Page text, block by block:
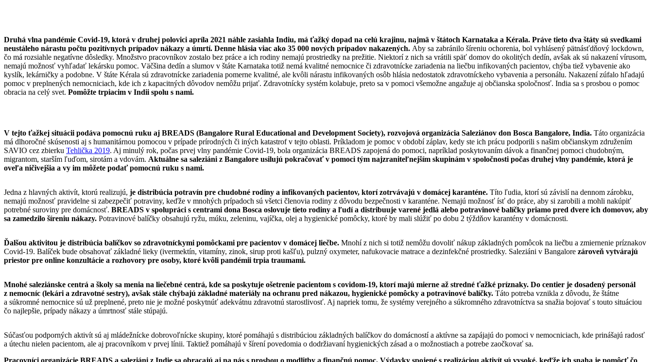
Druhá vlna pandémie Covid-19, ktorá v druhej polovici apríla 2021 náhle zasiahla Indiu, má ťažký dopad na celú krajinu, najmä v štátoch Karnataka a Kérala. Práve tieto dva štáty sú svedkami
neustáleho nárastu počtu pozitívnych prípadov nákazy a úmrtí. Denne hlásia viac ako 35 000 nových prípadov nakazených. Aby sa zabránilo šíreniu ochorenia, bol vyhlásený pätnásťdňový lockdown,
čo má rozsiahle negatívne dôsledky. Množstvo pracovníkov zostalo bez práce a ich rodiny nemajú prostriedky na prežitie. Niektorí z nich sa vrátili späť domov do okolitých dedín, avšak ak sú nakazení vírusom,
nemajú možnosť vyhľadať lekársku pomoc. Väčšina dedín a slumov v štáte Karnataka totiž nemá kvalitné nemocnice či zdravotnícke zariadenia na liečbu infikovaných pacientov, chýba tiež vybavenie ako
kyslík, lekárničky a podobne. V štáte Kérala sú zdravotnícke zariadenia pomerne kvalitné, ale kvôli nárastu infikovaných osôb hlásia nedostatok zdravotníckeho vybavenia a personálu. Nakazení zúfalo hľadajú
pomoc v preplnených nemocniciach, kde ich z kapacitných dôvodov nemôžu prijať. Zdravotnícky systém kolabuje, preto sa v pomoci všemožne angažuje aj občianska spoločnosť. India sa s prosbou o pomoc
obracia na celý svet. Pomôžte trpiacim v Indii spolu s nami.
V tejto ťažkej situácii podáva pomocnú ruku aj BREADS (Bangalore Rural Educational and Development Society), rozvojová organizácia Saleziánov don Bosca Bangalore, India. Táto organizácia
má dlhoročné skúsenosti aj s humanitárnou pomocou v prípade prírodných či iných katastrof v tejto oblasti. Príkladom je pomoc v období záplav, kedy ste ich prácu podporili s našim občianskym združením
SAVIO cez zbierku Tehlička 2019. Aj minulý rok, počas prvej vlny pandémie Covid-19, bola organizácia BREADS zapojená do pomoci, napríklad poskytovaním dávok a finančnej pomoci chudobným,
migrantom, starším ľuďom, sirotám a vdovám. Aktuálne sa saleziáni z Bangalore usilujú pokračovať v pomoci tým najzraniteľnejším skupinám v spoločnosti počas druhej vlny pandémie, ktorá je
oveľa ničivejšia a vy im môžete podať pomocnú ruku s nami.
Jedna z hlavných aktivít, ktorú realizujú, je distribúcia potravín pre chudobné rodiny a infikovaných pacientov, ktorí zotrvávajú v domácej karanténe. Títo ľudia, ktorí sú závislí na dennom zárobku,
nemajú možnosť pravidelne si zabezpečiť potraviny, keďže v mnohých prípadoch sú všetci členovia rodiny z dôvodu bezpečnosti v karanténe. Nemajú možnosť ísť do práce, aby si zarobili a mohli nakúpiť
potrebné suroviny pre domácnosť. BREADS v spolupráci s centrami dona Bosca oslovuje tieto rodiny a ľudí a distribuuje varené jedlá alebo potravinové balíčky priamo pred dvere ich domovov, aby
sa zamedzilo šíreniu nákazy. Potravinové balíčky obsahujú ryžu, múku, zeleninu, vajíčka, olej a hygienické pomôcky, ktoré by mali slúžiť po dobu 2 týždňov karantény v domácnosti.
Ďalšou aktivitou je distribúcia balíčkov so zdravotníckymi pomôckami pre pacientov v domácej liečbe. Mnohí z nich si totiž nemôžu dovoliť nákup základných pomôcok na liečbu a zmiernenie príznakov
Covid-19. Balíček bude obsahovať základné lieky (ivermektín, vitamíny, zinok, sirup proti kašľu), pulzný oxymeter, nafukovacie matrace a dezinfekčné prostriedky. Saleziáni v Bangalore zároveň vytvárajú
priestor pre online konzultácie a rozhovory pre osoby, ktoré kvôli pandémii trpia traumami.
Mnohé saleziánske centrá a školy sa menia na liečebné centrá, kde sa poskytuje ošetrenie pacientom s covidom-19, ktorí majú mierne až stredné ťažké príznaky. Do centier je dosadený personál
z nemocníc (lekári a zdravotné sestry), avšak stále chýbajú základné materiály na ochranu pred nákazou, hygienické pomôcky a potravinové balíčky. Táto potreba vznikla z dôvodu, že štátne
a súkromné nemocnice sú už preplnené, preto nie je možné poskytnúť adekvátnu zdravotnú starostlivosť. Aj napriek tomu, že systémy verejného a súkromného zdravotníctva sa snažia bojovať s touto situáciou
čo najlepšie, prípady nákazy a úmrtnosť stále stúpajú.
Súčasťou podporných aktivít sú aj mládežnícke dobrovoľnícke skupiny, ktoré pomáhajú s distribúciou základných balíčkov do domácností a aktívne sa zapájajú do pomoci v nemocniciach, kde prinášajú radosť
a útechu nielen pacientom, ale aj pracovníkom v prvej línii. Taktiež pomáhajú v šírení povedomia o dodržiavaní hygienických zásad a o možnostiach a potrebe zaočkovať sa.
Pracovníci organizácie BREADS a saleziáni z Indie sa obracajú aj na nás s prosbou o modlitby a finančnú pomoc. Výdavky spojené s realizáciou aktivít sú vysoké, keďže ich snaha je pomôcť čo